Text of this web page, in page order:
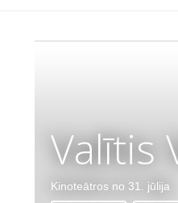
Valītis
Kinoteātros no 31. jūlija